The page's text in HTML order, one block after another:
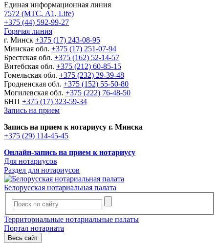
Единая информационная линия
7572 (МТС, A1, Life)
+375 (44) 592-99-27
Горячая линия
г. Минск +375 (17) 243-08-95
Минская обл. +375 (17) 251-07-94
Брестская обл. +375 (162) 52-14-57
Витебская обл. +375 (212) 60-85-15
Гомельская обл. +375 (232) 29-39-48
Гродненская обл. +375 (152) 55-50-80
Могилевская обл. +375 (222) 76-48-50
БНП +375 (17) 323-59-34
Запись на прием
Запись на прием к нотариусу г. Минска
+375 (29) 114-45-45
Онлайн-запись на прием к нотариусу
Для нотариусов
Раздел для нотариусов
Белорусская нотариальная палата
Территориальные нотариальные палаты
Портал нотариата
Весь сайт